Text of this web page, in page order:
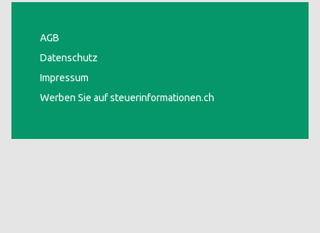
AGB
Datenschutz
Impressum
Werben Sie auf steuerinformationen.ch